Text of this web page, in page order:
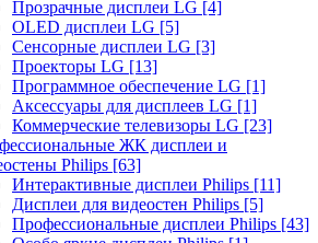
Прозрачные дисплеи LG [4]
OLED дисплеи LG [5]
Сенсорные дисплеи LG [3]
Проекторы LG [13]
Программное обеспечение LG [1]
Аксессуары для дисплеев LG [1]
Коммерческие телевизоры LG [23]
ЖК дисплеи и
Philips [63]
Интерактивные дисплеи Philips [11]
Дисплеи для видеостен Philips [5]
Профессиональные дисплеи Philips [43]